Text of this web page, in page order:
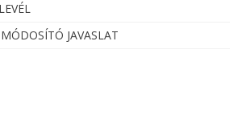
JAVASLAT